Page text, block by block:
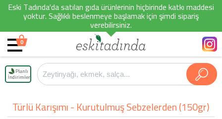
Eski Tadında'da satılan gıda ürünlerinin hiçbirinde katkı maddesi
yoktur. Sağlıklı beslenmeye başlamak için şimdi sipariş
verebilirsiniz.
0
Planlı
İndirimler
Türlü Karışımı - Kurutulmuş Sebzelerden (150gr)